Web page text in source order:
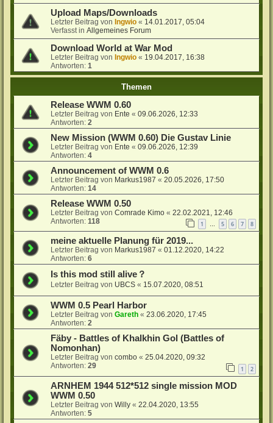
Upload Maps/Downloads
Letzter Beitrag vonIngwio « 14.01.2017, 05:04
Verfasst inAllgemeines Forum
Download World at War Mod
Letzter Beitrag vonIngwio « 19.04.2017, 16:38
Antworten:1
Themen
Release WWM 0.60
Letzter Beitrag von Ente «09.06.2026, 12:33
Antworten:2
New Mission (WWM 0.60) Die Gustav Linie
Letzter Beitrag von Ente «09.06.2026, 12:39
Antworten:4
Announcement of WWM 0.6
Letzter Beitrag von Markus1987 «20.05.2026, 17:50
Antworten:14
Release WWM 0.50
Letzter Beitrag vonComrade Kimo «22.02.2021, 12:46
Antworten:118 1 … 5 6 7 8
meine aktuelle Planung für 2019...
Letzter Beitrag von Markus1987 «01.12.2020, 14:22
Antworten:6
Is this mod still alive？
Letzter Beitrag von UBCS « 15.07.2020, 08:51
WWM 0.5 Pearl Harbor
Letzter Beitrag vonGareth «23.06.2020, 17:45
Antworten:2
Fäby - Battles of Khalkhin Gol (Battles of
Nomonhan)
Letzter Beitrag voncombo «25.04.2020, 09:32
Antworten:29 1 2
ARNHEM 1944 512*512 single mission MOD
WWM 0.50
Letzter Beitrag vonWilly «22.04.2020, 13:55
Antworten:5